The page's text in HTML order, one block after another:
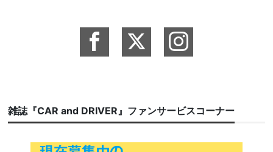
雑誌『CAR and DRIVER』ファンサービスコーナー